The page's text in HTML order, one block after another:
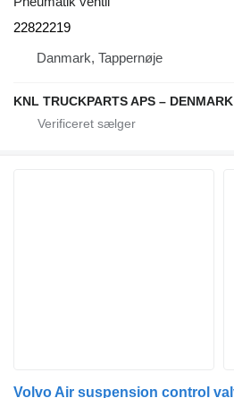
22822219
Danmark, Tappernøje
KNL TRUCKPARTS APS – DENMARK